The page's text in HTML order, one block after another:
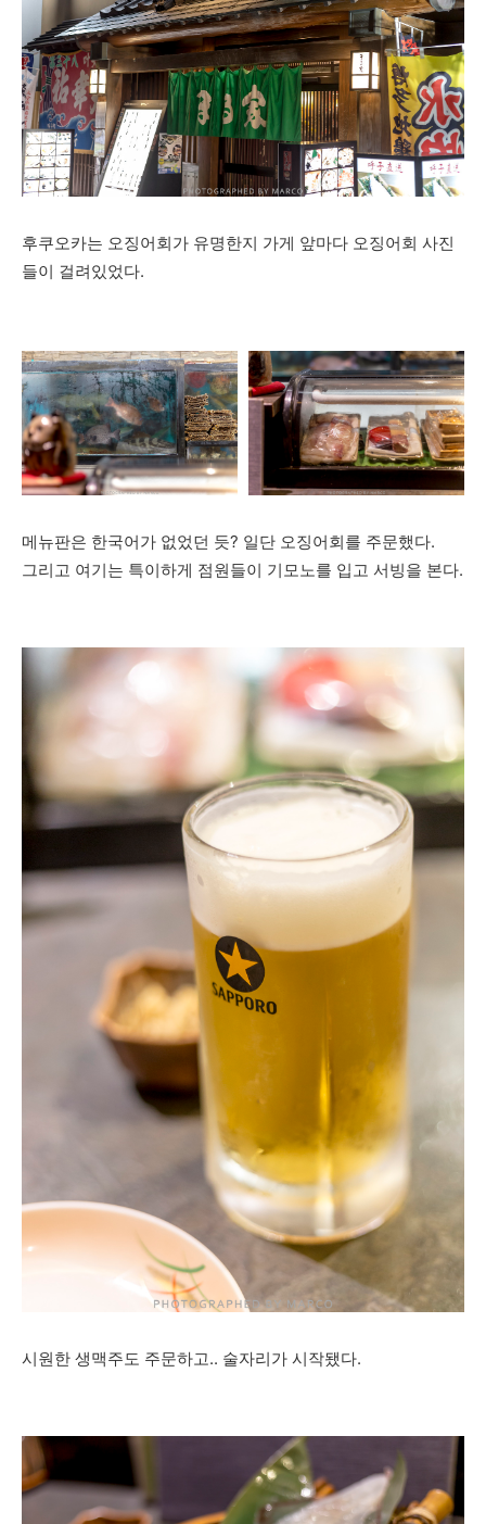
후쿠오카는 오징어회가 유명한지 가게 앞마다 오징어회 사진
들이 걸려있었다.
메뉴판은 한국어가 없었던 듯? 일단 오징어회를 주문했다.
그리고 여기는 특이하게 점원들이 기모노를 입고 서빙을 본다.
시원한 생맥주도 주문하고.. 술자리가 시작됐다.